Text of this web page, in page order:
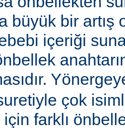
büyük bir
içeriği
çok
için farklı